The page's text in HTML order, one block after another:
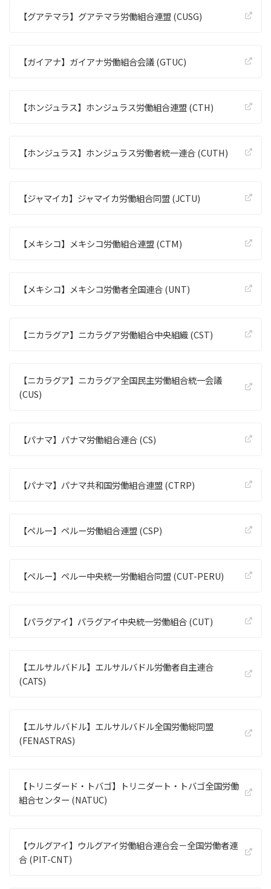
【グアテマラ】グアテマラ労働組合連盟 (CUSG)
【ガイアナ】ガイアナ労働組合会議 (GTUC)
【ホンジュラス】ホンジュラス労働組合連盟 (CTH)
【ホンジュラス】ホンジュラス労働者統一連合 (CUTH)
【ジャマイカ】ジャマイカ労働組合同盟 (JCTU)
【メキシコ】メキシコ労働組合連盟 (CTM)
【メキシコ】メキシコ労働者全国連合 (UNT)
【ニカラグア】ニカラグア労働組合中央組織 (CST)
【ニカラグア】ニカラグア全国民主労働組合統一会議
(CUS)
【パナマ】パナマ労働組合連合 (CS)
【パナマ】パナマ共和国労働組合連盟 (CTRP)
【ペルー】ペルー労働組合連盟 (CSP)
【ペルー】ペルー中央統一労働組合同盟 (CUT-PERU)
【パラグアイ】パラグアイ中央統一労働組合 (CUT)
【エルサルバドル】エルサルバドル労働者自主連合
(CATS)
【エルサルバドル】エルサルバドル全国労働総同盟
(FENASTRAS)
【トリニダード・トバゴ】トリニダート・トバゴ全国労働
組合センター (NATUC)
【ウルグアイ】ウルグアイ労働組合連合会－全国労働者連
合 (PIT-CNT)